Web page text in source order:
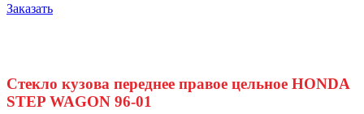
Заказать
Стекло кузова переднее правое цельное HONDA
STEP WAGON 96-01